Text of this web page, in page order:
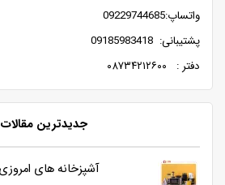
واتساپ:09229744685
پشتیبانی: 09185983418
دفتر : ۰۸۷۳۴۲۱۲۶۰۰
جدیدترین مقالات